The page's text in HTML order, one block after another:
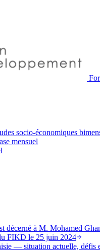
socio-économiques
mensuel
décerné à M. Mohamed
FIKD le 25 juin 2024
— situation actuelle, défis